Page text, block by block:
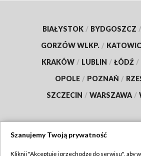
BIAŁYSTOK / BYDGOSZCZ /
GORZÓW WLKP. /
KRAKÓW / LUBLIN / ŁÓDŹ /
OPOLE / POZNAŃ /
SZCZECIN / WARSZAWA /
Szanujemy Twoją prywatność
Kliknij "Akceptuję i przechodzę do serwisu", aby